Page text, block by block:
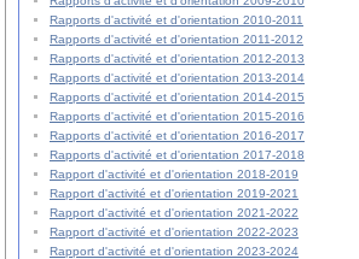
Rapports d'activité et d'orientation 2010-2011
Rapports d'activité et d'orientation 2011-2012
Rapports d'activité et d'orientation 2012-2013
Rapports d'activité et d'orientation 2013-2014
Rapports d'activité et d'orientation 2014-2015
Rapports d'activité et d'orientation 2015-2016
Rapports d'activité et d'orientation 2016-2017
Rapports d'activité et d'orientation 2017-2018
Rapport d'activité et d'orientation 2018-2019
Rapport d'activité et d'orientation 2019-2021
Rapport d'activité et d'orientation 2021-2022
Rapport d'activité et d'orientation 2022-2023
Rapport d'activité et d'orientation 2023-2024